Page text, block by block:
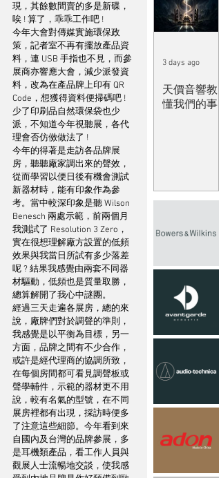
現，其餘數間賣的多是新碟，
唉 ! 算了，乖乖工作吧 !
今年大會對傳媒實施環保政
策，記者室不再有擺放產品資
料，連 USB 手指也不見，而參
展商亦響應大會，減少派發資
料，改為在產品牌上印有 QR
Code，想獲得資料便掃碼吧 !
少了印刷品自然環保袋也少
派，不知道今年視聽展，各代
理會否仿傚做法了 !
今年的得著是走訪各品牌展
房，聽聽廠家調出來的聲效，
從而學習以便日後有機會測試
新器材時，能有印象作為參
考。當中較深印象是聽 Wilson
Benesch 兩處示範，前兩個月
我測試了 Resolution 3 Zero，
實在很想理解廠方設置的低頻
效果與我當日所試有多少落差
呢 ? 結果我感覺由兩套不同器
材驅動，低頻也是質量取勝，
總算解開了我心中謎團。
經過三天走遍各展房，總的來
說，廠牌們對於調聲的準則，
我感覺是以平衡為目標，另一
方面，品牌之間有不少合作，
或許是經代理商的協調所致，
在每個房間都可看見調聲板或
聲學輔件，示範的器材更不用
說，較有名氣的型號，在不同
展房裡都有出現，採訪時便多
了注意這些細節。今年看到來
自國內及台灣的品牌參展，多
是耳機類產品，看工作人員與
觀展人士流暢地交談，使我感
天價音響教
懂我們的事
3 days ago